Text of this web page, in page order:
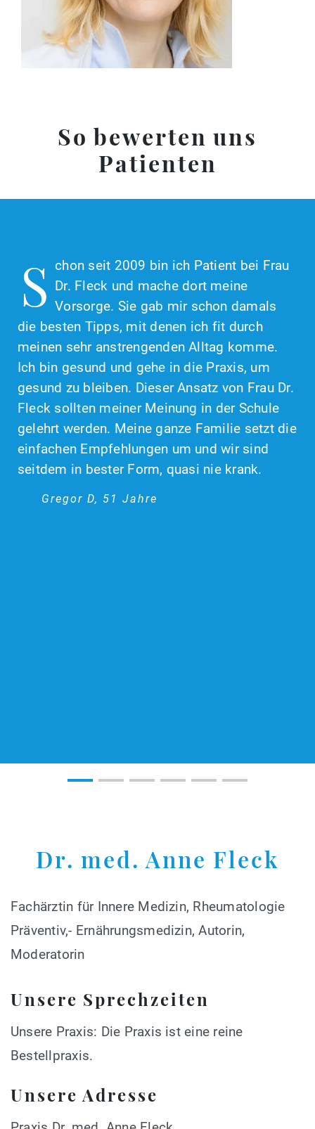
So bewerten uns
Patienten
S chon seit 2009 bin ich Patient bei Frau
Dr. Fleck und mache dort meine
Vorsorge. Sie gab mir schon damals
die besten Tipps, mit denen ich fit durch
meinen sehr anstrengenden Alltag komme.
Ich bin gesund und gehe in die Praxis, um
gesund zu bleiben. Dieser Ansatz von Frau Dr.
Fleck sollten meiner Meinung in der Schule
gelehrt werden. Meine ganze Familie setzt die
einfachen Empfehlungen um und wir sind
seitdem in bester Form, quasi nie krank.
Gregor D, 51 Jahre
Dr. med. Anne Fleck
Fachärztin für Innere Medizin, Rheumatologie
Präventiv,- Ernährungsmedizin, Autorin,
Moderatorin
Unsere Sprechzeiten
Unsere Praxis: Die Praxis ist eine reine
Bestellpraxis.
Unsere Adresse